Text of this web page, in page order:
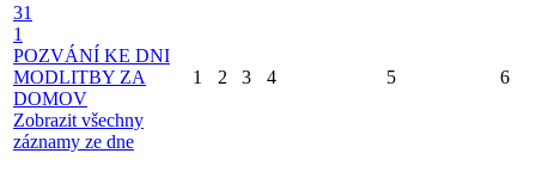
31
1
POZVÁNÍ KE DNI
MODLITBY ZA
DOMOV
Zobrazit všechny
záznamy ze dne
1 2 3 4 5 6